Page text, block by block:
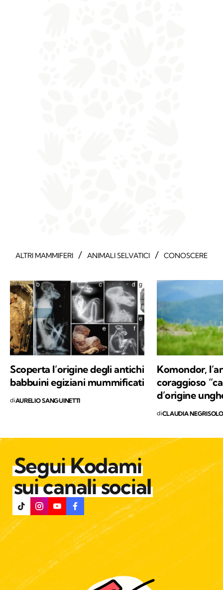
ALTRI MAMMIFERI / ANIMALI SELVATICI / CONOSCERE
Scoperta l’origine degli antichi
babbuini egiziani mummificati
diAURELIO SANGUINETTI
Komondor,
coraggioso
d’origine
diCLAUDIA NEGRISOLO
Segui Kodami
sui canali social